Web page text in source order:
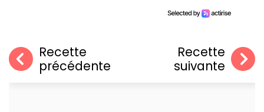
Recette
précédente
Recette
suivante